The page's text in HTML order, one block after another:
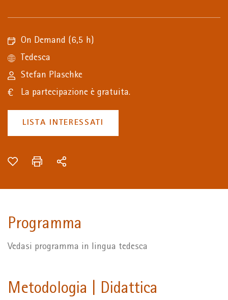
On Demand (6,5 h)
Tedesca
Stefan Plaschke
La partecipazione è gratuita.
LISTA INTERESSATI
Programma
Vedasi programma in lingua tedesca
Metodologia | Didattica